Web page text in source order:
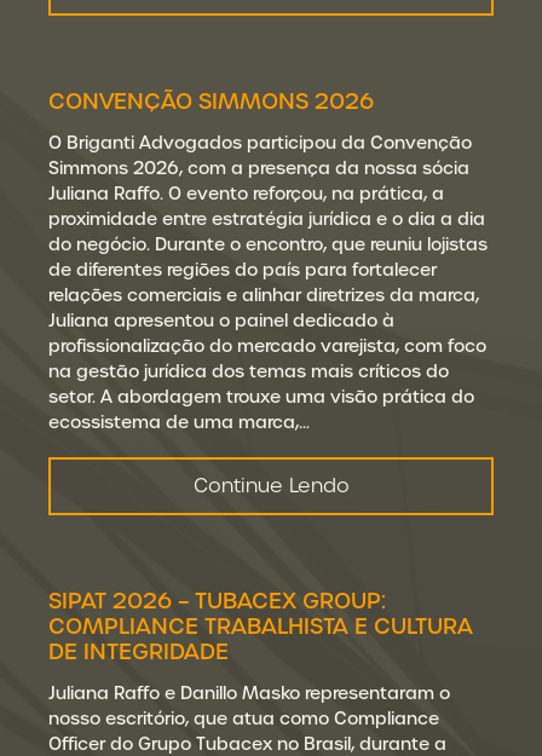
CONVENÇÃO SIMMONS 2026
O Briganti Advogados participou da Convenção
Simmons 2026, com a presença da nossa sócia
Juliana Raffo. O evento reforçou, na prática, a
proximidade entre estratégia jurídica e o dia a dia
do negócio. Durante o encontro, que reuniu lojistas
de diferentes regiões do país para fortalecer
relações comerciais e alinhar diretrizes da marca,
Juliana apresentou o painel dedicado à
profissionalização do mercado varejista, com foco
na gestão jurídica dos temas mais críticos do
setor. A abordagem trouxe uma visão prática do
ecossistema de uma marca,…
Continue Lendo
SIPAT 2026 – TUBACEX GROUP:
COMPLIANCE TRABALHISTA E CULTURA
DE INTEGRIDADE
Juliana Raffo e Danillo Masko representaram o
nosso escritório, que atua como Compliance
Officer do Grupo Tubacex no Brasil, durante a